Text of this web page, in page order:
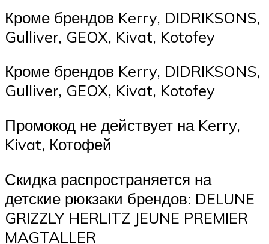
Кроме брендов Kerry, DIDRIKSONS,
Gulliver, GEOX, Kivat, Kotofey
Кроме брендов Kerry, DIDRIKSONS,
Gulliver, GEOX, Kivat, Kotofey
Промокод не действует на Kerry,
Kivat, Котофей
Скидка распространяется на
детские рюкзаки брендов: DELUNE
GRIZZLY HERLITZ JEUNE PREMIER
MAGTALLER